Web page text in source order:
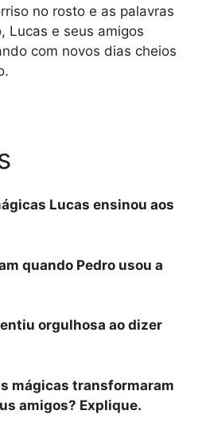
no rosto e as palavras
Lucas e seus amigos
com novos dias cheios
Lucas ensinou aos
quando Pedro usou a
orgulhosa ao dizer
mágicas transformaram
amigos? Explique.